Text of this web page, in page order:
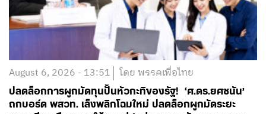
August 6, 2026 - 13:51 โดย พรรคเพื่อไทย
ปลดล็อกการผูกมัดทุนปั้นหัวกะทิของรัฐ! ‘ศ.ดร.ยศชนัน’
ถกบอร์ด พสวท. เล็งพลิกโฉมใหม่ ปลดล็อกผูกมัดระยะ